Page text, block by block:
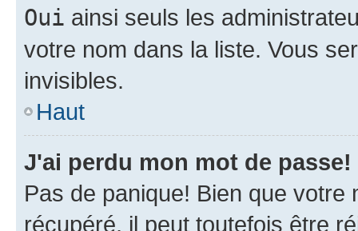
Oui ainsi seuls les
votre nom dans la liste. Vous
invisibles.
Haut
J'ai perdu mon mot de passe!
Pas de panique! Bien que
récupéré, il peut toutefois être